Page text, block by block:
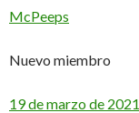
McPeeps
Nuevo miembro
19 de marzo de 2021